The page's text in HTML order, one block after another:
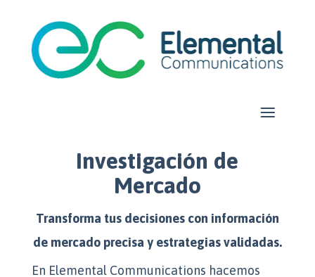
Investigación de
Mercado
Transforma tus decisiones con información
de mercado precisa y estrategias validadas.
En Elemental Communications hacemos